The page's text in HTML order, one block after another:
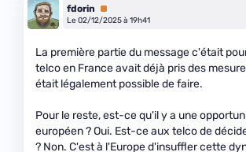
fdorin
Premium
Le 02/12/2025 à 19h41
La première partie du message c'était
telco en France avait déjà pris des
était légalement possible de faire.
Pour le reste, est-ce qu'il y a une
européen ? Oui. Est-ce aux telco de
? Non. C'est à l'Europe d'insuffler cette